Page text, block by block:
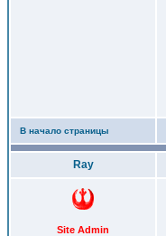
В начало страницы
Ray
Site Admin